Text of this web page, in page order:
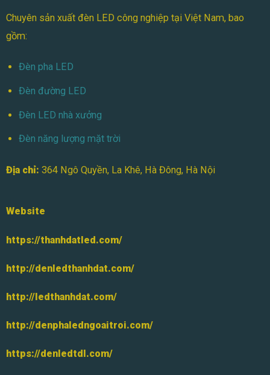
Chuyên sản xuất đèn LED công nghiệp tại Việt Nam, bao
gồm:
Đèn pha LED
Đèn đường LED
Đèn LED nhà xưởng
Đèn năng lượng mặt trời
Địa chỉ: 364 Ngô Quyền, La Khê, Hà Đông, Hà Nội
Website
https://thanhdatled.com/
http://denledthanhdat.com/
http://ledthanhdat.com/
http://denphaledngoaitroi.com/
https://denledtdl.com/